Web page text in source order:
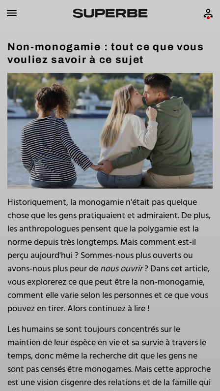
Non-monogamie : tout ce que vous
vouliez savoir à ce sujet
Historiquement, la monogamie n'était pas quelque
chose que les gens pratiquaient et admiraient. De plus,
les anthropologues pensent que la polygamie est la
norme depuis très longtemps. Mais comment est-il
perçu aujourd'hui ? Sommes-nous plus ouverts ou
avons-nous plus peur denous ouvrir? Dans cet article,
vous explorerez ce que peut être la non-monogamie,
comment elle varie selon les personnes et ce que vous
pouvez en tirer. Alors continuez à lire !
Les humains se sont toujours concentrés sur le
maintien de leur espèce en vie et sa survie à travers le
temps, donc même la recherche dit que les gens ne
sont pas censés être monogames. Mais cette approche
est une vision cisgenre des relations et de la famille qui